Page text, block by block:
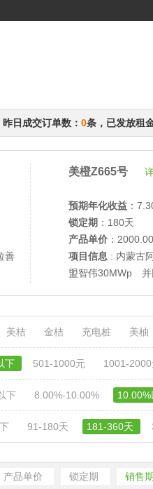
昨日成交订单数： 0条，已发放租
善
美橙Z665号
预期年化收益 ：
锁定期 ：180天
产品单价 ：
项目信息 : 内蒙古
盟智伟30MWp 并
美桔 金桔 充电桩 美柚
下 501-1000元 1001-
下 8.00%-10.00%
91-180天 181-360天
产品单价 锁定期 销售